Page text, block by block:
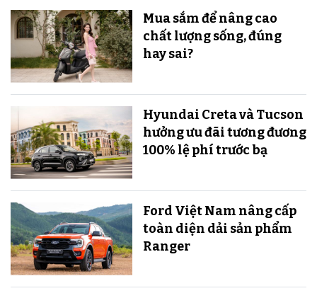
Mua sắm để nâng cao
chất lượng sống, đúng
hay sai?
Hyundai Creta và Tucson
hưởng ưu đãi tương đương
100% lệ phí trước bạ
Ford Việt Nam nâng cấp
toàn diện dải sản phẩm
Ranger